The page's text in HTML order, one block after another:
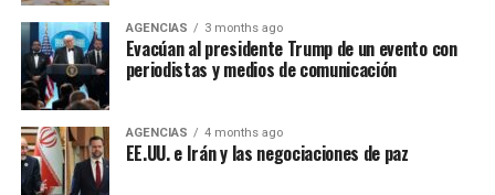
El presidente electo de Colombia, Abelardo de la
Espriella, calificó de “positivo” el mensaje de
reconocimiento a su victoria en las urnas hecho por el
senador Iván Cepeda, aseguró que “tomó nota” de su
mensaje, sostuvo que la campaña terminó y que era hora
de “unir esfuerzos”.
AGENCIAS 3 months ago
Evacúan al presidente Trump de un evento con
periodistas y medios de comunicación
AGENCIAS 4 months ago
EE.UU. e Irán y las negociaciones de paz